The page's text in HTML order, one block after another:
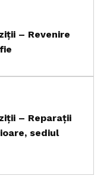
– Revenire
– Reparaţii
sediul